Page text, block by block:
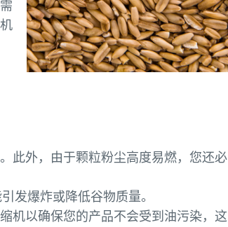
此外，由于颗粒粉尘高度易燃，您还必
发爆炸或降低谷物质量。
机以确保您的产品不会受到油污染，这